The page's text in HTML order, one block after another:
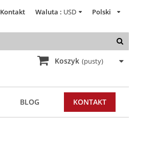
Polski
Waluta : USD
Kontakt
Koszyk (pusty)
BLOG KONTAKT